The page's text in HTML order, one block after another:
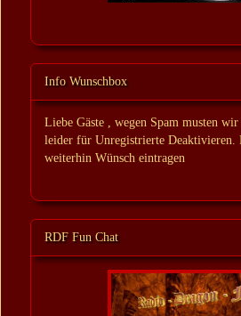
Info Wunschbox
Liebe Gäste , wegen Spam musten wir
leider für Unregistrierte Deaktivieren.
weiterhin Wünsch eintragen
RDF Fun Chat